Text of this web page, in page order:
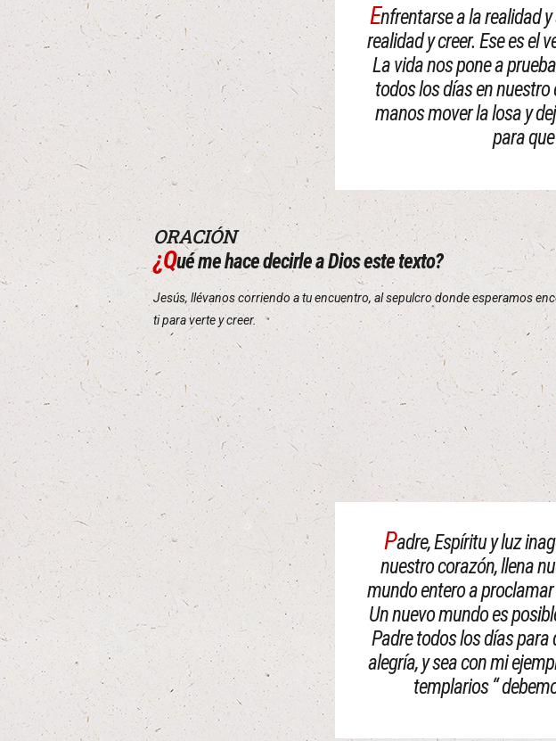
Enfrentarse a la realidad
realidad y creer. Ese es el
La vida nos pone a
todos los días en
manos mover la losa y
para
ORACIÓN
¿Qué me hace decirle a Dios este texto?
Jesús, llévanos corriendo a tu encuentro, al sepulcro donde esperamos
ti para verte y creer.
Padre, Espíritu y luz
nuestro corazón, llena
mundo entero a
Un nuevo mundo es
Padre todos los días para
alegría, y sea con mi
templarios “